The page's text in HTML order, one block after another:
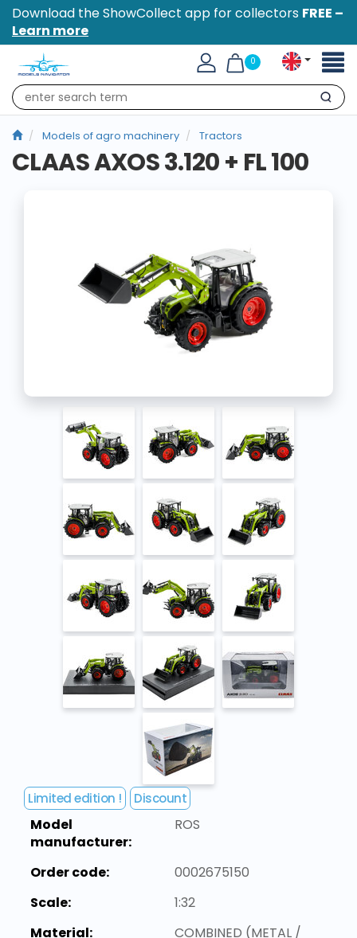
Download the ShowCollect app for collectors FREE –
Learn more
0
Search
Models of agro machinery Tractors
CLAAS AXOS 3.120 + FL 100
Limited edition ! Discount
Model
manufacturer:
ROS
Order code:
0002675150
Scale:
1:32
Material:
COMBINED (METAL /